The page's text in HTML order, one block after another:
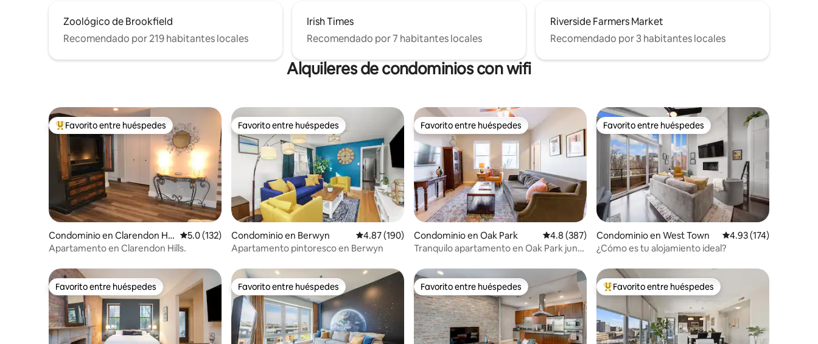
Zoológico de Brookfield
Recomendado por 219 habitantes locales
Irish Times
Recomendado por 7 habitantes locales
Riverside Farmers Market
Recomendado por 3 habitantes locales
Alquileres de condominios con wifi
De los mejores en Favorito entre huéspedes
Favorito entre huéspedes
Condominio en Clarendon Hill
s
Calificación promedio: 5.0 de 5; 132 evaluaciones
5.0 (132)
Apartamento en Clarendon Hills.
Favorito entre huéspedes
Favorito entre huéspedes
Condominio en Berwyn Calificación promedio: 4.87 de 5; 190 evaluaciones
4.87 (190)
Apartamento pintoresco en Berwyn
Favorito entre huéspedes
Favorito entre huéspedes
Condominio en Oak Park Calificación promedio: 4.8 de 5; 387 evaluaciones
4.8 (387)
Tranquilo apartamento en Oak Park junto
Favorito entre huéspedes
Favorito entre huéspedes
Condominio en West Town Calificación promedio:
4.93 (174)
¿Cómo es tu alojamiento ideal?
Favorito entre huéspedes
Favorito entre huéspedes Favorito entre huéspedes
Favorito entre huéspedes Favorito entre huéspedes
Favorito entre huéspedes De los mejores en Favorito entre huéspedes
Favorito entre huéspedes